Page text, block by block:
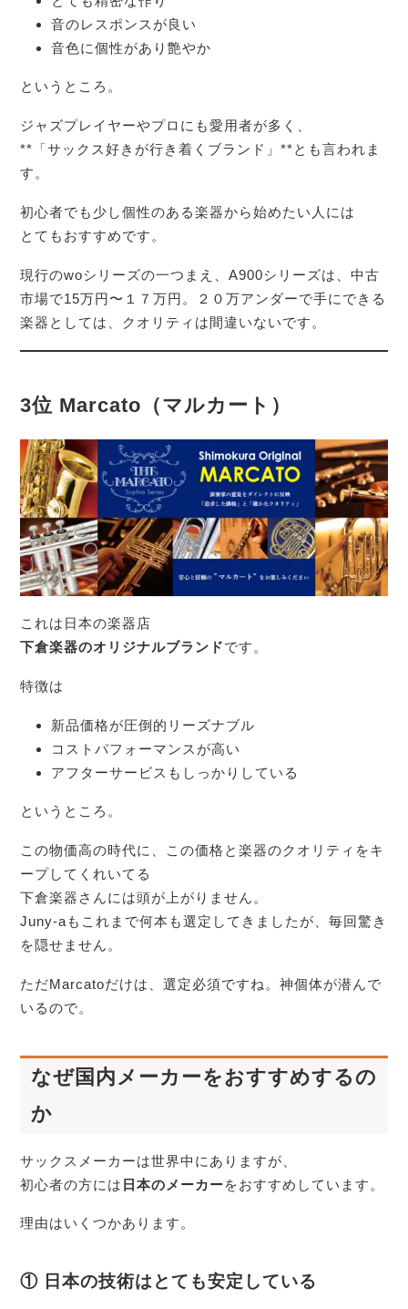
音のレスポンスが良い
音色に個性があり艶やか
というところ。
ジャズプレイヤーやプロにも愛用者が多く、
**「サックス好きが行き着くブランド」**とも言われま
す。
初心者でも少し個性のある楽器から始めたい人には
とてもおすすめです。
現行のwoシリーズの一つまえ、A900シリーズは、中古
市場で15万円〜１７万円。２０万アンダーで手にできる
楽器としては、クオリティは間違いないです。
3位 Marcato（マルカート）
これは日本の楽器店
下倉楽器のオリジナルブランドです。
特徴は
新品価格が圧倒的リーズナブル
コストパフォーマンスが高い
アフターサービスもしっかりしている
というところ。
この物価高の時代に、この価格と楽器のクオリティをキ
ープしてくれいてる
下倉楽器さんには頭が上がりません。
Juny-aもこれまで何本も選定してきましたが、毎回驚き
を隠せません。
ただMarcatoだけは、選定必須ですね。神個体が潜んで
いるので。
なぜ国内メーカーをおすすめするの
か
サックスメーカーは世界中にありますが、
初心者の方には 日本のメーカーをおすすめしています。
理由はいくつかあります。
① 日本の技術はとても安定している